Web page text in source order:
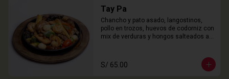
Tay Pa
Chancho y pato asado, langostinos,
pollo en trozos, huevos de codorniz con
mix de verduras y hongos salteados al
S/ 65.00